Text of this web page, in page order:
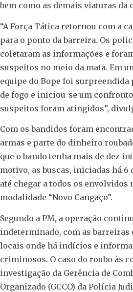
bem como as demais viaturas da
“A Força Tática retornou com a
para o ponto da barreira. Os
coletaram as informações e
suspeitos no meio da mata. Em
equipe do Bope foi surpreendida
de fogo e iniciou-se um
suspeitos foram atingidos”,
Com os bandidos foram
armas e parte do dinheiro
que o bando tenha mais de dez
motivo, as buscas, iniciadas há 6
até chegar a todos os
modalidade “Novo Cangaço”.
Segundo a PM, a operação
indeterminado, com as barreiras
locais onde há indícios e
criminosos. O caso do roubo às
investigação da Gerência de
Organizado (GCCO) da Polícia